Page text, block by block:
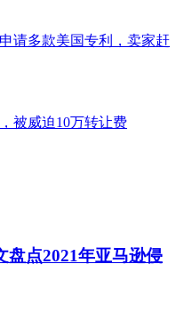
请多款美国专利，卖家赶
被威迫10万转让费
盘点2021年亚马逊侵